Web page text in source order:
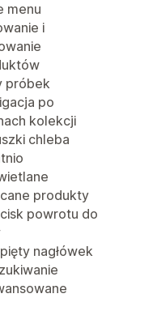
menu
i
próbek
po
kolekcji
chleba
produkty
powrotu do
nagłówek